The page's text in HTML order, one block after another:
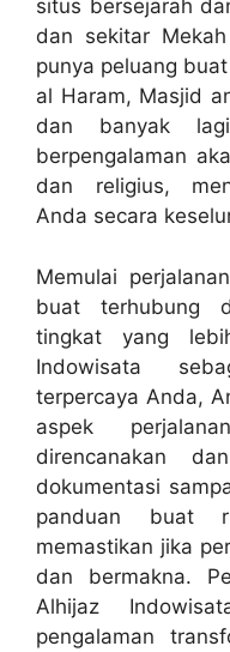
situs bersejarah
dan sekitar
punya peluang
al Haram, Masjid
dan banyak
berpengalaman
dan religius,
Anda secara
Memulai
buat terhubung
tingkat yang
Indowisata
terpercaya Anda,
aspek
direncanakan
dokumentasi
panduan buat
memastikan jika
dan bermakna.
Alhijaz
pengalaman